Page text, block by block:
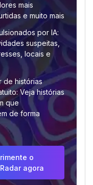
mais
e muito mais
por IA:
suspeitas,
locais e
de histórias
Veja histórias
que
de forma
o
agora